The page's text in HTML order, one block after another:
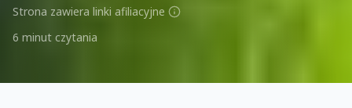
Strona zawiera linki afiliacyjne
6 minut czytania